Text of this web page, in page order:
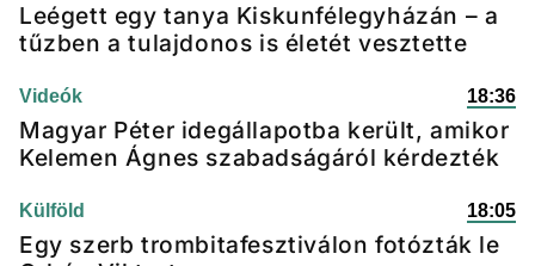
Leégett egy tanya Kiskunfélegyházán – a
tűzben a tulajdonos is életét vesztette
Videók 18:36
Magyar Péter idegállapotba került, amikor
Kelemen Ágnes szabadságáról kérdezték
Külföld 18:05
Egy szerb trombitafesztiválon fotózták le